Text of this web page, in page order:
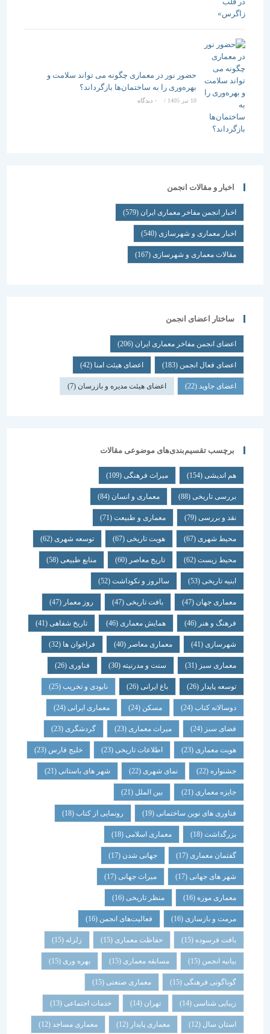
حضور نور در معماری چگونه می تواند سلامت و
بهره‌وری را به ساختمان‌ها بازگرداند؟
/ ۰ دیدگاه
اخبار و مقالات انجمن
اخبار انجمن مفاخر معماری ایران (579)
اخبار معماری و شهرسازی(540)
مقالات معماری و شهرسازی(167)
ساختار اعضای انجمن
اعضای انجمن مفاخر معماری ایران (206)
اعضای فعال انجمن(183) اعضای هیئت امنا(42)
اعضای جاوید(22) اعضای هیئت مدیره و بازرسان(7)
برچسب تقسیم‌بندی‌های موضوعی مقالات
هم اندیشی (154) میراث فرهنگی (109)
بررسی تاریخی (88) معماری و انسان (84)
نقد و بررسی (79) معماری و طبیعت (71)
محیط شهری(67) هویت تاریخی(67) توسعه شهری(62)
محیط زیست(62) تاریخ معاصر(60) منابع طبیعی(58)
ابنیه تاریخی(53) سالروز و نکوداشت(52)
معماری جهان (47) بافت تاریخی(47) روز معمار(47)
فرهنگ و هنر(46) همایش معماری (46) تاریخ شفاهی (41)
شهرسازی(41) معماری معاصر(40) فراخوان ها (32)
معماری سبز(31) سنت و مدرنیته(30) فناوری (26)
توسعه پایدار(26) باغ ایرانی(26) نابودی و تخریب(25)
دوسالانه کتاب(24) مسکن (24) معماری ایرانی(24)
فضای سبز(24) میراث معماری (23) گردشگری (23)
هویت معماری (23) اطلاعات تاریخی(23) خلیج فارس(23)
جشنواره(22) نمای شهری(22) شهر های باستانی (21)
جایزه معماری (21) بین الملل(21)
فناوری های نوین ساختمانی(19) رونمایی از کتاب (18)
بزرگداشت (18) معماری اسلامی(18)
گفتمان معماری (17) جهانی شدن(17)
شهر های جهانی(17) میراث جهانی(17)
معماری موزه(16) منظر تاریخی (16)
مرمت و بازسازی(16) فعالیت‌های انجمن(16)
بافت فرسوده (15) حفاظت معماری (15) زلزله
بیانیه انجمن(15) مسابقه معماری (15) بهره وری(15)
گوناگونی فرهنگی (15) معماری صنعتی(15)
زیبایی شناسی (14) تهران خدمات اجتماعی (13)
استان سال(12) معماری پایدار (12) معماری مساجد(12)